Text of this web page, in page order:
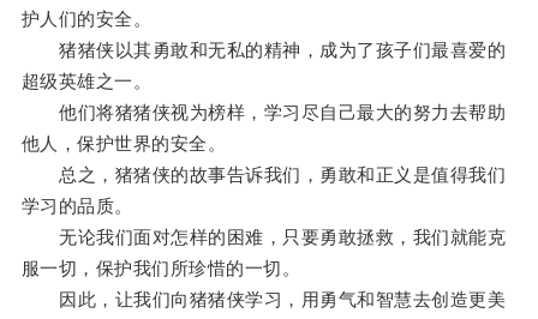
护人们的安全。
猪猪侠以其勇敢和无私的精神，成为了孩子们最喜爱的
超级英雄之一。
他们将猪猪侠视为榜样，学习尽自己最大的努力去帮助
他人，保护世界的安全。
总之，猪猪侠的故事告诉我们，勇敢和正义是值得我们
学习的品质。
无论我们面对怎样的困难，只要勇敢拯救，我们就能克
服一切，保护我们所珍惜的一切。
因此，让我们向猪猪侠学习，用勇气和智慧去创造更美